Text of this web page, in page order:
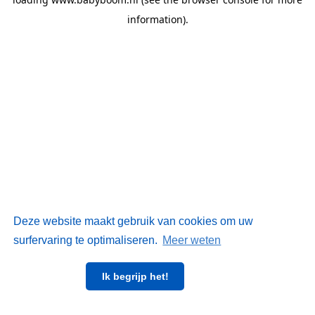
Deze website maakt gebruik van cookies om uw
surfervaring te optimaliseren. Meer weten
Ik begrijp het!
information).